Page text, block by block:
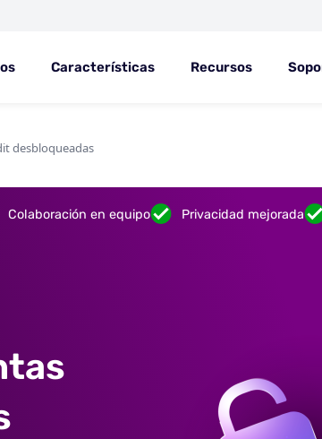
Características Recursos
desbloqueadas
Colaboración en equipo Privacidad mejorada